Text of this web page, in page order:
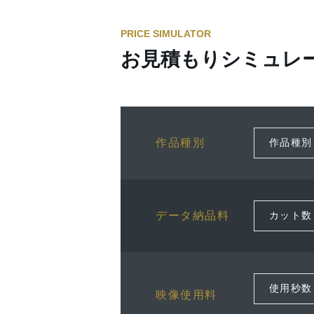
PRICE SIMULATOR
お見積もりシミュレ
作品種別
データ納品料
映像使用料